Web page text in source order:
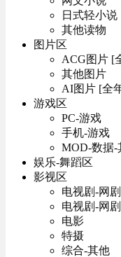
日式轻小说
其他读物
图片区
ACG图片 [
其他图片
AI图片 [全
游戏区
PC-游戏
手机-游戏
MOD-数据-
娱乐-舞蹈区
影视区
电视剧-网剧
电视剧-网
电影
特摄
综合-其他